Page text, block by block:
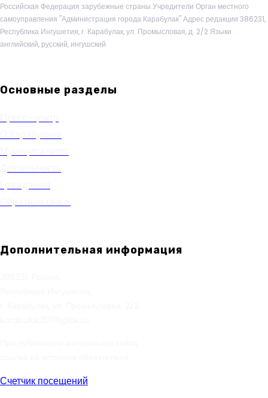
Российская Федерация зарубежные страны Учредители Орган местного
самоуправления "Администрация города Карабулак" Адрес редакции 386231,
Республика Ингушетия, г. Карабулак, ул. Промысловая, д. 2/2 Языки
английский, русский, ингушский
Основные разделы
Дополнительная информация
Счетчик посещений